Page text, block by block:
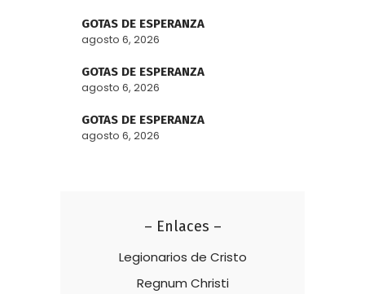
GOTAS DE ESPERANZA
agosto 6, 2026
GOTAS DE ESPERANZA
agosto 6, 2026
GOTAS DE ESPERANZA
agosto 6, 2026
– Enlaces –
Legionarios de Cristo
Regnum Christi